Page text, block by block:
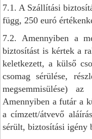
7.1. A Szállítási
függ, 250 euró
7.2. Amennyiben a
biztosítást is kértek a
keletkezett, a külső
csomag sérülése,
megsemmisülése)
Amennyiben a futár a
a címzett/átvevő
sérült, biztosítási igény